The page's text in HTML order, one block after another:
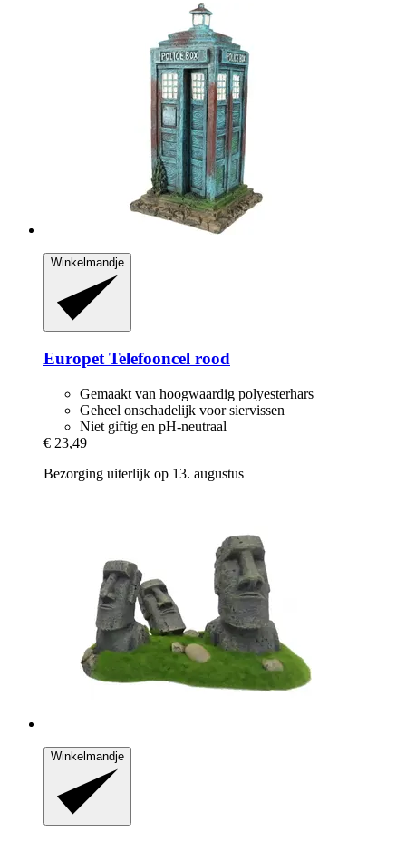
Winkelmandje
Europet Telefooncel rood
Gemaakt van hoogwaardig polyesterhars
Geheel onschadelijk voor siervissen
Niet giftig en pH-neutraal
€ 23,49
Bezorging uiterlijk op 13. augustus
Winkelmandje